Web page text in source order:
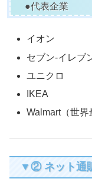
●代表企業
イオン
セブン-イレブ
ユニクロ
IKEA
Walmart（世界
▼② ネット通